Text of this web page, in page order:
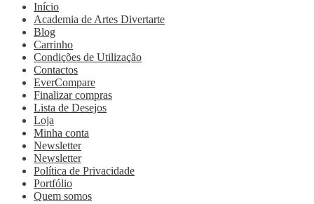
Início
Academia de Artes Divertarte
Blog
Carrinho
Condições de Utilização
Contactos
EverCompare
Finalizar compras
Lista de Desejos
Loja
Minha conta
Newsletter
Newsletter
Política de Privacidade
Portfólio
Quem somos